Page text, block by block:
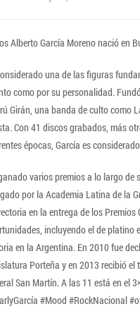
Alberto García Moreno nació en
una de las figuras
como por su personalidad.
Girán, una banda de culto como
Con 41 discos grabados, más
épocas, García es
varios premios a lo largo de
por la Academia Latina de la
en la entrega de los
incluyendo el de platino
en la Argentina. En 2010 fue
Porteña y en 2013 recibió
San Martín. A las 11 está en el
#Mood #RockNacional